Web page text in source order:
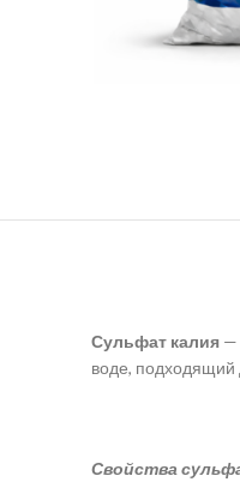
Сульфат калия —
воде, подходящий
Свойства